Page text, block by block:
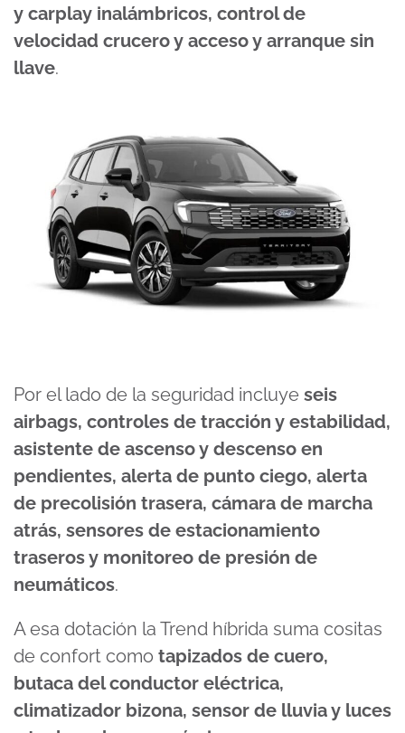
y carplay inalámbricos, control de
velocidad crucero y acceso y arranque sin
llave.
Por el lado de la seguridad incluye seis
airbags, controles de tracción y estabilidad,
asistente de ascenso y descenso en
pendientes, alerta de punto ciego, alerta
de precolisión trasera, cámara de marcha
atrás, sensores de estacionamiento
traseros y monitoreo de presión de
neumáticos.
A esa dotación la Trend híbrida suma cositas
de confort como tapizados de cuero,
butaca del conductor eléctrica,
climatizador bizona, sensor de lluvia y luces